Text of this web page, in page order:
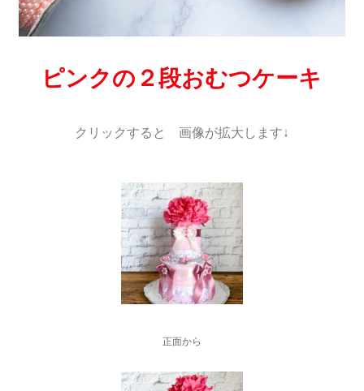
ピンクの２段おむつケーキ
クリックすると 画像が拡大します↓
正面から